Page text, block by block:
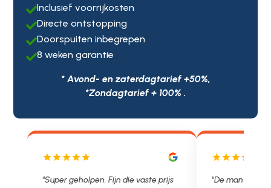
Inclusief voorrijkosten
Directe ontstopping
Doorspuiten inbegrepen
8 weken garantie
* Avond- en zaterdagtarief +50%,
*Zondagtarief + 100% .
"De man rijden net weg. 11.00 gebeld
"Wat een fijn